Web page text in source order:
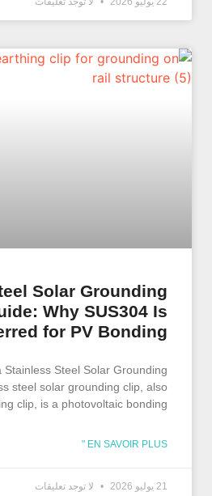
Solar Grounding
Why SUS304 Is
for PV Bonding
Stainless Steel Solar Grounding
steel solar grounding clip, also
clip, is a photovoltaic bonding
EN SAVOIR PLUS "
21 يوليو 2026 لا توجد تعليقات